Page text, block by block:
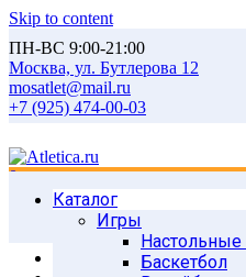
Skip to content
ПН-ВС 9:00-21:00
Москва, ул. Бутлерова 12
mosatlet@mail.ru
+7 (925) 474-00-03
0
Каталог
Игры
Настольные
Баскетбол
Главная
Товары